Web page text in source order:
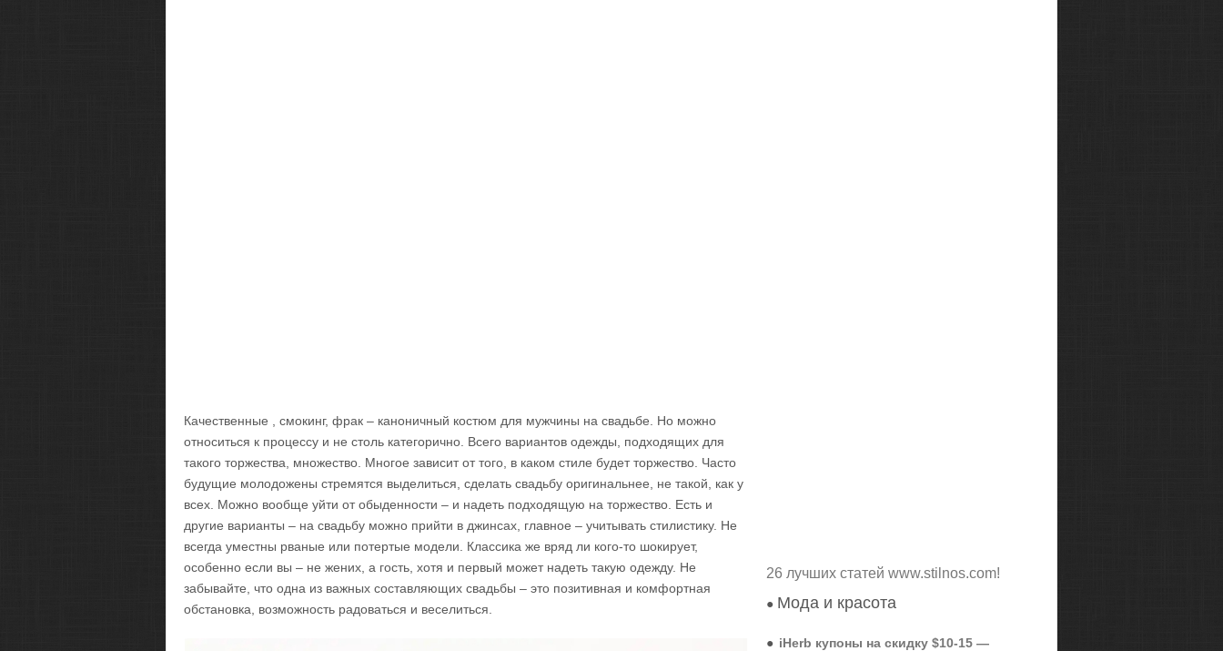
Качественные , смокинг, фрак – каноничный костюм для мужчины на свадьбе. Но можно
относиться к процессу и не столь категорично. Всего вариантов одежды, подходящих для
такого торжества, множество. Многое зависит от того, в каком стиле будет торжество. Часто
будущие молодожены стремятся выделиться, сделать свадьбу оригинальнее, не такой, как у
всех. Можно вообще уйти от обыденности – и надеть подходящую на торжество. Есть и
другие варианты – на свадьбу можно прийти в джинсах, главное – учитывать стилистику. Не
всегда уместны рваные или потертые модели. Классика же вряд ли кого-то шокирует,
особенно если вы – не жених, а гость, хотя и первый может надеть такую одежду. Не
забывайте, что одна из важных составляющих свадьбы – это позитивная и комфортная
обстановка, возможность радоваться и веселиться.
26 лучших статей www.stilnos.com!
● Мода и красота
● iHerb купоны на скидку $10-15 —